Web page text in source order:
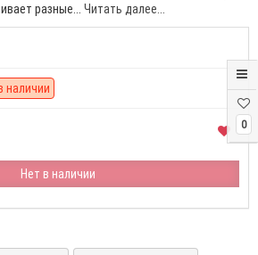
0
разные... Читать далее...
наличии
Нет в наличии